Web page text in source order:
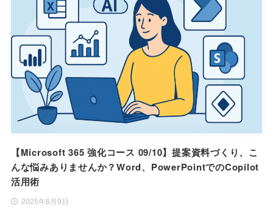
【Microsoft 365 強化コース 09/10】提案資料づくり、こ
んな悩みありませんか？Word、PowerPointでのCopilot
活用術
2025年8月9日